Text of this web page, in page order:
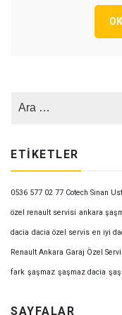
ETIKETLER
0536 577 02 77 Cotech Sinan
özel renault servisi ankara
dacia dacia özel servis en iyi
Renault Ankara Garaj Özel
fark şaşmaz şaşmaz dacia
SAYFALAR